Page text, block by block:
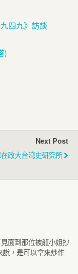
四九》訪談
)
Next Post
政大台湾史研究所
面到那位被龍小姐抄
，是可以拿來炒作